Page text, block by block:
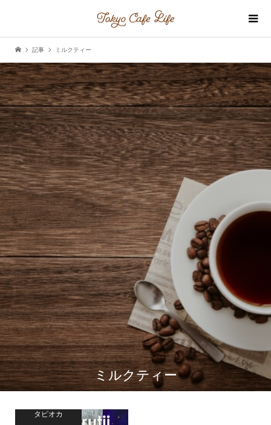
記事 ミルクティー
ミルクティー
タピオカ